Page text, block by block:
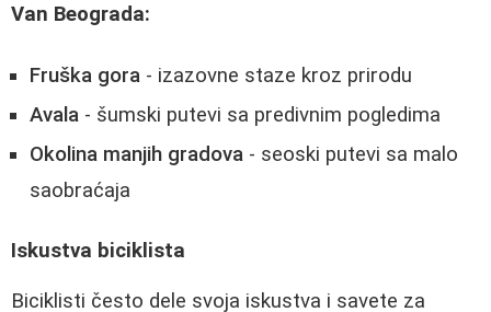
Van Beograda:
Fruška gora - izazovne staze kroz prirodu
Avala - šumski putevi sa predivnim pogledima
Okolina manjih gradova - seoski putevi sa malo
saobraćaja
Iskustva biciklista
Biciklisti često dele svoja iskustva i savete za